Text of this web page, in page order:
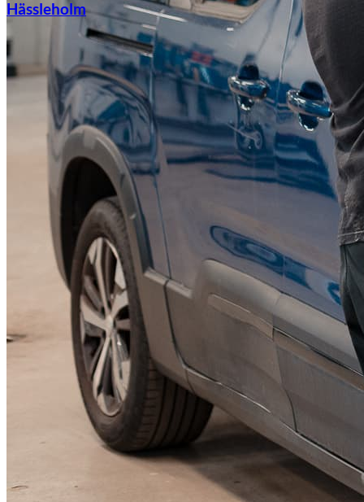
KGM Pickups
Fordonstyp
PickupTransportbilPersonbil
Visa alla fordon
Hässleholm